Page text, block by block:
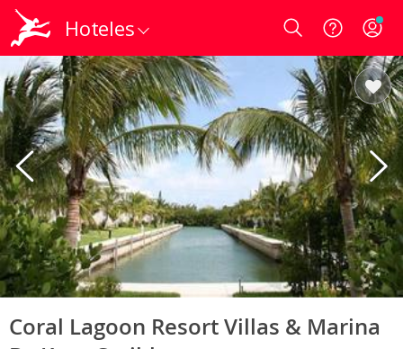
Hoteles Login
Coral Lagoon Resort Villas & Marina